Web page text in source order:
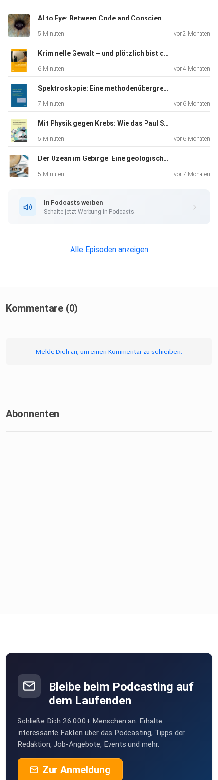
Verlag: https://vdf.ch/
AI to Eye: Between Code and Conscience
5 Minuten vor 2 Monaten
Kriminelle Gewalt – und plötzlich bist du mittendrin: Eine Anleitung zu Prävention und Selbstschutz in Beruf und Alltag
6 Minuten vor 4 Monaten
Spektroskopie: Eine methodenübergreifende Darstellung vom UV- bis zum NMR-Bereich
7 Minuten vor 6 Monaten
Mit Physik gegen Krebs: Wie das Paul Scherrer Institut die moderne Protonentherapie begründete
5 Minuten vor 6 Monaten
Der Ozean im Gebirge: Eine geologische Zeitreise durch die Schweiz
5 Minuten vor 7 Monaten
In Podcasts werben
Schalte jetzt Werbung in Podcasts.
Alle Episoden anzeigen
Kommentare (0)
Melde Dich an, um einen Kommentar zu schreiben.
Abonnenten
Bleibe beim Podcasting auf
dem Laufenden
Schließe Dich 26.000+ Menschen an. Erhalte
interessante Fakten über das Podcasting, Tipps der
Redaktion, Job-Angebote, Events und mehr.
Zur Anmeldung